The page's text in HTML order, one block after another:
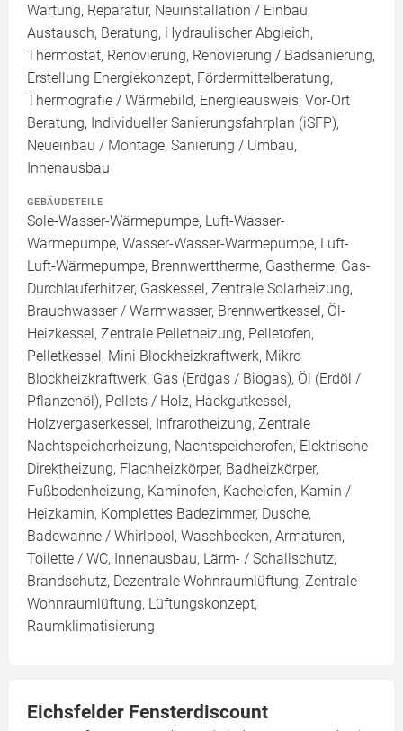
Wartung, Reparatur, Neuinstallation / Einbau,
Austausch, Beratung, Hydraulischer Abgleich,
Thermostat, Renovierung, Renovierung / Badsanierung,
Erstellung Energiekonzept, Fördermittelberatung,
Thermografie / Wärmebild, Energieausweis, Vor-Ort
Beratung, Individueller Sanierungsfahrplan (iSFP),
Neueinbau / Montage, Sanierung / Umbau,
Innenausbau
GEBÄUDETEILE
Sole-Wasser-Wärmepumpe, Luft-Wasser-
Wärmepumpe, Wasser-Wasser-Wärmepumpe, Luft-
Luft-Wärmepumpe, Brennwerttherme, Gastherme, Gas-
Durchlauferhitzer, Gaskessel, Zentrale Solarheizung,
Brauchwasser / Warmwasser, Brennwertkessel, Öl-
Heizkessel, Zentrale Pelletheizung, Pelletofen,
Pelletkessel, Mini Blockheizkraftwerk, Mikro
Blockheizkraftwerk, Gas (Erdgas / Biogas), Öl (Erdöl /
Pflanzenöl), Pellets / Holz, Hackgutkessel,
Holzvergaserkessel, Infrarotheizung, Zentrale
Nachtspeicherheizung, Nachtspeicherofen, Elektrische
Direktheizung, Flachheizkörper, Badheizkörper,
Fußbodenheizung, Kaminofen, Kachelofen, Kamin /
Heizkamin, Komplettes Badezimmer, Dusche,
Badewanne / Whirlpool, Waschbecken, Armaturen,
Toilette / WC, Innenausbau, Lärm- / Schallschutz,
Brandschutz, Dezentrale Wohnraumlüftung, Zentrale
Wohnraumlüftung, Lüftungskonzept,
Raumklimatisierung
Eichsfelder Fensterdiscount